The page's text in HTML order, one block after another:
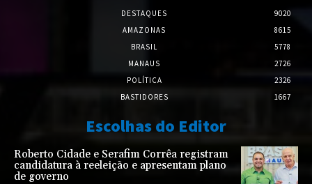
DESTAQUES
9020
AMAZONAS
8615
BRASIL
5778
MANAUS
2726
POLÍTICA
2326
BASTIDORES
1667
Escolhas do Editor
Roberto Cidade e Serafim Corrêa registram
candidatura à reeleição e apresentam plano
de governo